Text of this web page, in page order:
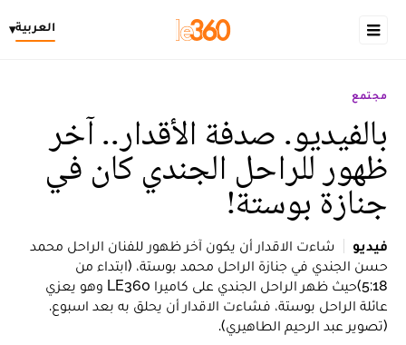
العربية▾
مجتمع
بالفيديو. صدفة الأقدار.. آخر
ظهور للراحل الجندي كان في
جنازة بوستة!
فيديو
شاءت الاقدار أن يكون آخر ظهور للفنان الراحل محمد
حسن الجندي في جنازة الراحل محمد بوستة، (ابتداء من
5:18)حيث ظهر الراحل الجندي على كاميرا LE360 وهو يعزي
عائلة الراحل بوستة، فشاءت الاقدار أن يحلق به بعد اسبوع.
(تصوير عبد الرحيم الطاهيري).